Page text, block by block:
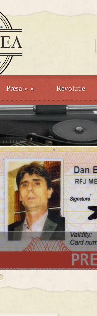
Presa » » Revolutie